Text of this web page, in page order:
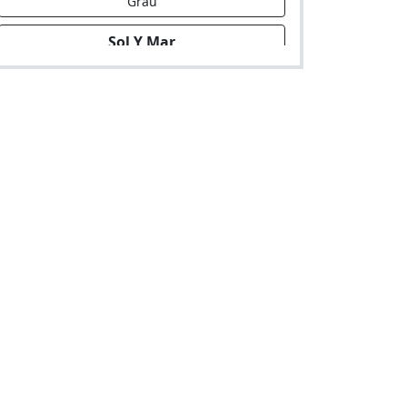
Sol Y Mar
Hostal en Via Mza. E Lote 9 Coo. Apurimac